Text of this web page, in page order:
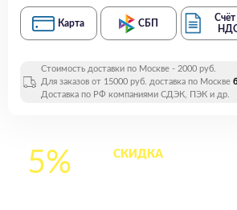
Карта СБП
Счёт
Стоимость доставки по Москве - 2000 руб.
Для заказов от 15000 руб. доставка по Москве
Доставка по РФ компаниями СДЭК, ПЭК и др.
5% СКИДКАна все